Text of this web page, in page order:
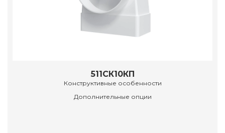
511СК10КП
Конструктивные особенности
Дополнительные опции